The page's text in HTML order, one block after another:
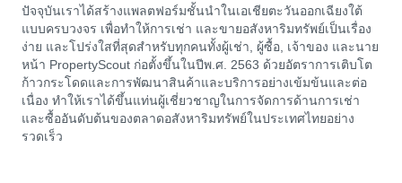
ปัจจุบันเราได้สร้างแพลตฟอร์มชั้นนำในเอเชียตะวันออกเฉียงใต้
แบบครบวงจร เพื่อทำให้การเช่า และขายอสังหาริมทรัพย์เป็นเรื่อง
ง่าย และโปร่งใสที่สุดสำหรับทุกคนทั้งผู้เช่า, ผู้ซื้อ, เจ้าของ และนาย
หน้า PropertyScout ก่อตั้งขึ้นในปีพ.ศ. 2563 ด้วยอัตราการเติบโต
ก้าวกระโดดและการพัฒนาสินค้าและบริการอย่างเข้มข้นและต่อ
เนื่อง ทำให้เราได้ขึ้นแท่นผู้เชี่ยวชาญในการจัดการด้านการเช่า
และซื้ออันดับต้นของตลาดอสังหาริมทรัพย์ในประเทศไทยอย่าง
รวดเร็ว